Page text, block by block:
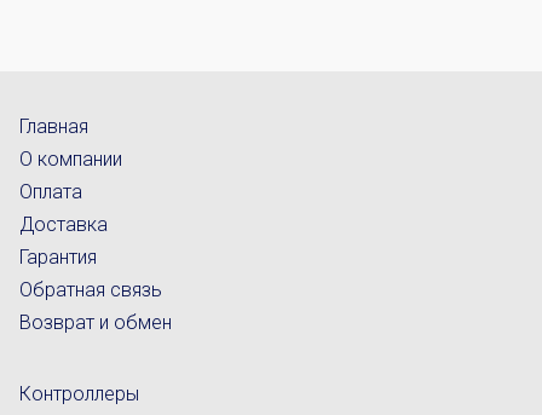
Главная
О компании
Оплата
Доставка
Гарантия
Обратная связь
Возврат и обмен
Контроллеры